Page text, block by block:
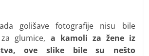
golišave fotografije nisu bile
glumice, a kamoli za žene iz
ove slike bile su nešto